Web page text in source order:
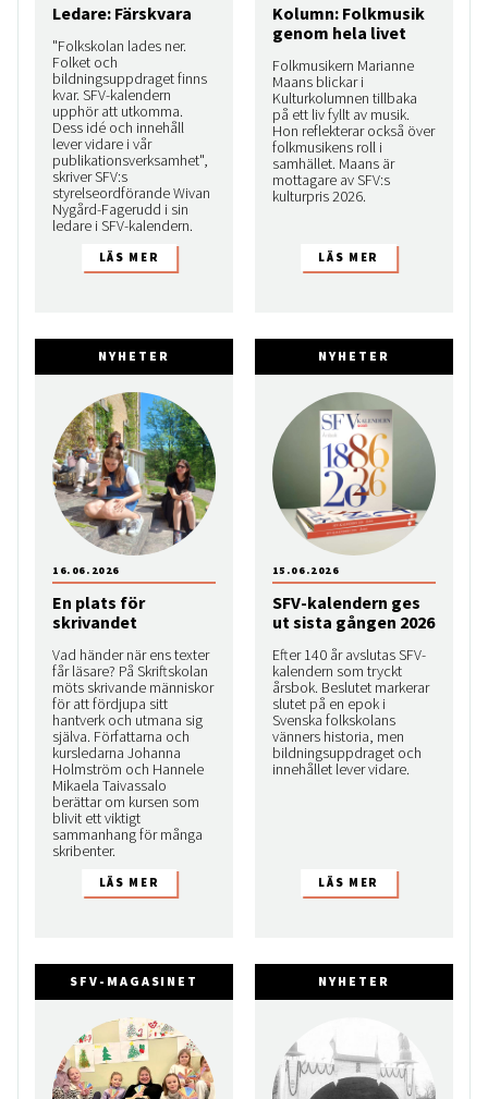
Ledare: Färskvara
"Folkskolan lades ner.
Folket och
bildningsuppdraget finns
kvar. SFV-kalendern
upphör att utkomma.
Dess idé och innehåll
lever vidare i vår
publikationsverksamhet",
skriver SFV:s
styrelseordförande Wivan
Nygård-Fagerudd i sin
ledare i SFV-kalendern.
Kolumn: Folkmusik
genom hela livet
Folkmusikern Marianne
Maans blickar i
Kulturkolumnen tillbaka
på ett liv fyllt av musik.
Hon reflekterar också över
folkmusikens roll i
samhället. Maans är
mottagare av SFV:s
kulturpris 2026.
NYHETER
En plats för
skrivandet
Vad händer när ens texter
får läsare? På Skriftskolan
möts skrivande människor
för att fördjupa sitt
hantverk och utmana sig
själva. Författarna och
kursledarna Johanna
Holmström och Hannele
Mikaela Taivassalo
berättar om kursen som
blivit ett viktigt
sammanhang för många
skribenter.
16.06.2026
NYHETER
SFV-kalendern ges
ut sista gången 2026
Efter 140 år avslutas SFV-
kalendern som tryckt
årsbok. Beslutet markerar
slutet på en epok i
Svenska folkskolans
vänners historia, men
bildningsuppdraget och
innehållet lever vidare.
15.06.2026
SFV-MAGASINET NYHETER